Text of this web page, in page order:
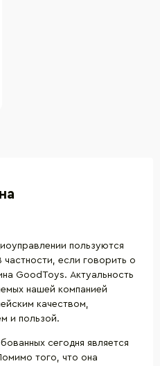
пользуются
если говорить о
GoodToys. Актуальность
нашей компанией
качеством,
и пользой.
сегодня является
того, что она